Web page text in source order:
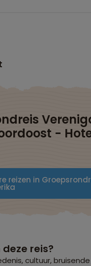
-
reizen in
reis?
cultuur,